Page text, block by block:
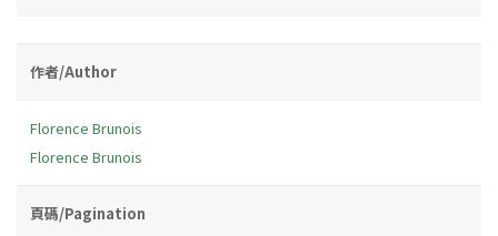
作者/Author
Florence Brunois
Florence Brunois
頁碼/Pagination